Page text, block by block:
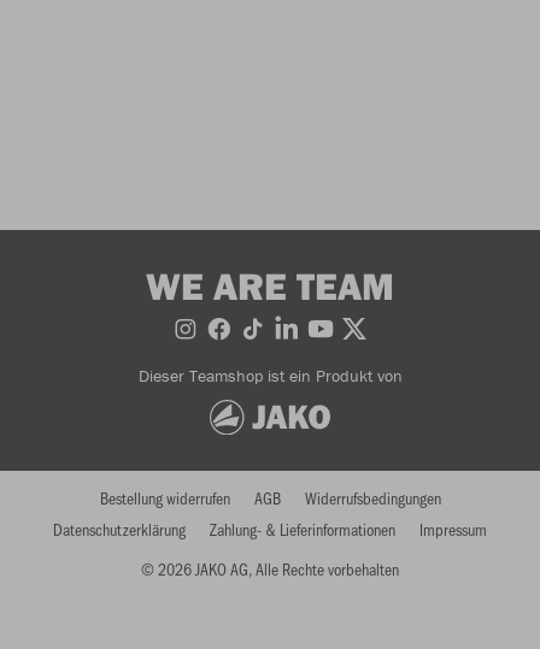
WE ARE TEAM
Dieser Teamshop ist ein Produkt von
© 2026 JAKO AG, Alle Rechte vorbehalten
Bestellung widerrufen AGB
Widerrufsbedingungen
Datenschutzerklärung
Zahlung- & Lieferinformationen Impressum